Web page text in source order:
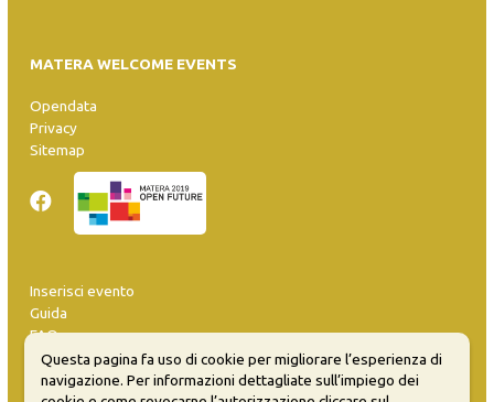
MATERA WELCOME EVENTS
Opendata
Privacy
Sitemap
Inserisci evento
Guida
FAQ
info@materaevents.it
Questa pagina fa uso di cookie per migliorare l’esperienza di
navigazione. Per informazioni dettagliate sull’impiego dei